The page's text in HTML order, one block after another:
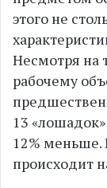
этого не
Несмотря на
рабочему
13
12% меньше.
происходит